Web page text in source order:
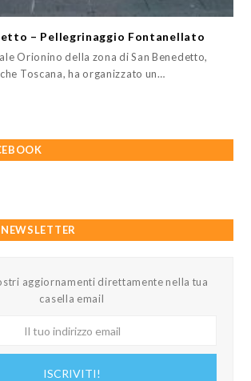
– Pellegrinaggio Fontanellato
Orionino della zona di San Benedetto,
Toscana, ha organizzato un…
aggiornamenti direttamente nella tua
casella email
ISCRIVITI!